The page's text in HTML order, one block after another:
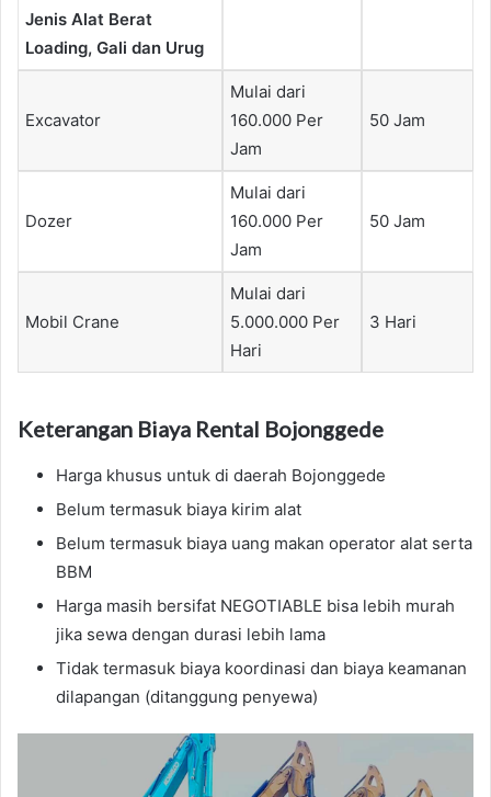
Jenis Alat Berat
Loading, Gali dan Urug
Excavator
Mulai dari
160.000 Per
Jam
50 Jam
Dozer
Mulai dari
160.000 Per
Jam
50 Jam
Mobil Crane
Mulai dari
5.000.000 Per
Hari
3 Hari
Keterangan Biaya Rental Bojonggede
Harga khusus untuk di daerah Bojonggede
Belum termasuk biaya kirim alat
Belum termasuk biaya uang makan operator alat serta
BBM
Harga masih bersifat NEGOTIABLE bisa lebih murah
jika sewa dengan durasi lebih lama
Tidak termasuk biaya koordinasi dan biaya keamanan
dilapangan (ditanggung penyewa)